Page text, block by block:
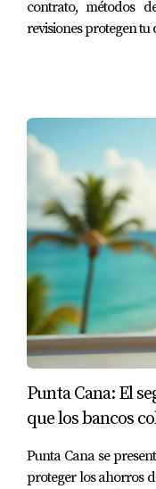
SOLICITA UN
Entender hacia
global es la clave
consultora
asesoría fiscal
en los proyectos que
cultural y ecológico
Mi servicio incluye
tu propiedad. Me
conecte con esa
consciente que el
encontrar,
estilo y su ubicación
SoyYolanda
contrato, métodos
revisiones protegen tu
Punta Cana: El
que los bancos
Punta Cana se
proteger los ahorros